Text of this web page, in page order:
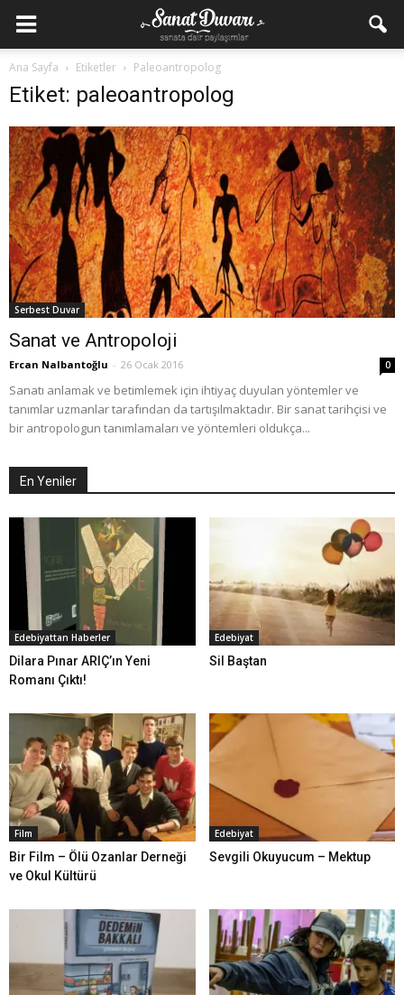
Ana Sayfa Etiketler Paleoantropolog
Etiket: paleoantropolog
Serbest Duvar
Sanat ve Antropoloji
Ercan Nalbantoğlu - 26 Ocak 2016 0
Sanatı anlamak ve betimlemek için ihtiyaç duyulan yöntemler ve
tanımlar uzmanlar tarafından da tartışılmaktadır. Bir sanat tarihçisi ve
bir antropologun tanımlamaları ve yöntemleri oldukça...
En Yeniler
Edebiyattan Haberler
Dilara Pınar ARIÇ’ın Yeni
Romanı Çıktı!
Edebiyat
Sil Baştan
Film
Bir Film – Ölü Ozanlar Derneği
ve Okul Kültürü
Edebiyat
Sevgili Okuyucum – Mektup